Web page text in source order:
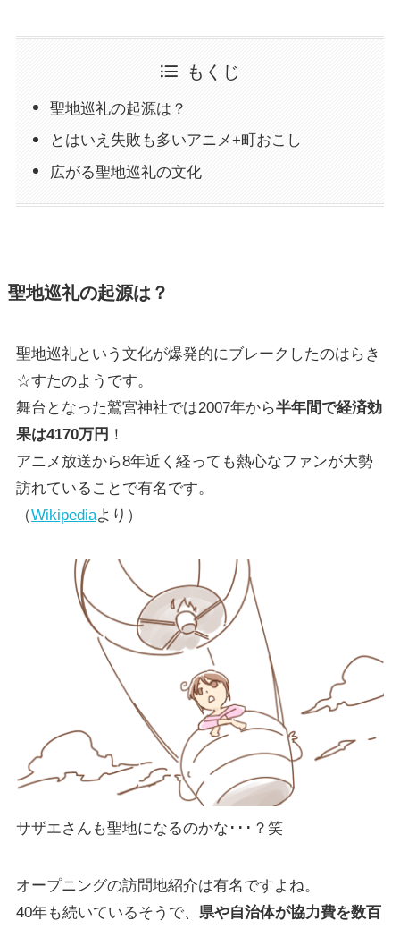
もくじ
聖地巡礼の起源は？
とはいえ失敗も多いアニメ+町おこし
広がる聖地巡礼の文化
聖地巡礼の起源は？
聖地巡礼という文化が爆発的にブレークしたのはらき
☆すたのようです。
舞台となった鷲宮神社では2007年から半年間で経済効
果は4170万円 ！
アニメ放送から8年近く経っても熱心なファンが大勢
訪れていることで有名です。
（Wikipediaより）
サザエさんも聖地になるのかな･･･？笑
オープニングの訪問地紹介は有名ですよね。
40年も続いているそうで、 県や自治体が協力費を数百